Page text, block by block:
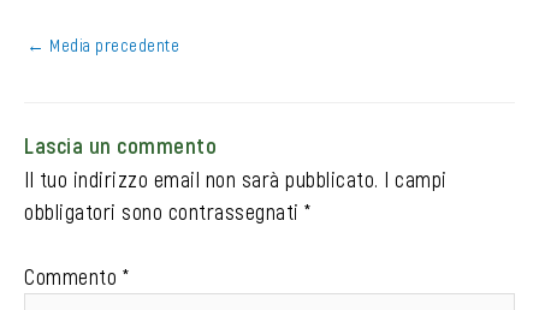
← Media precedente
Lascia un commento
Il tuo indirizzo email non sarà pubblicato. I campi
obbligatori sono contrassegnati *
Commento *